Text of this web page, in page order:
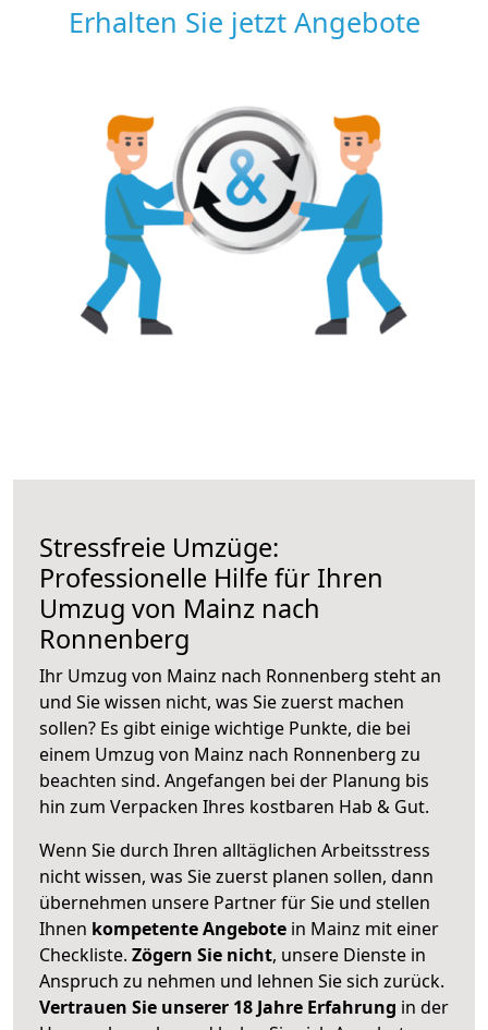
Erhalten Sie jetzt Angebote
Stressfreie Umzüge:
Professionelle Hilfe für Ihren
Umzug von Mainz nach
Ronnenberg
Ihr Umzug von Mainz nach Ronnenberg steht an
und Sie wissen nicht, was Sie zuerst machen
sollen? Es gibt einige wichtige Punkte, die bei
einem Umzug von Mainz nach Ronnenberg zu
beachten sind. Angefangen bei der Planung bis
hin zum Verpacken Ihres kostbaren Hab & Gut.
Wenn Sie durch Ihren alltäglichen Arbeitsstress
nicht wissen, was Sie zuerst planen sollen, dann
übernehmen unsere Partner für Sie und stellen
Ihnen kompetente Angebote in Mainz mit einer
Checkliste. Zögern Sie nicht, unsere Dienste in
Anspruch zu nehmen und lehnen Sie sich zurück.
Vertrauen Sie unserer 18 Jahre Erfahrung in der